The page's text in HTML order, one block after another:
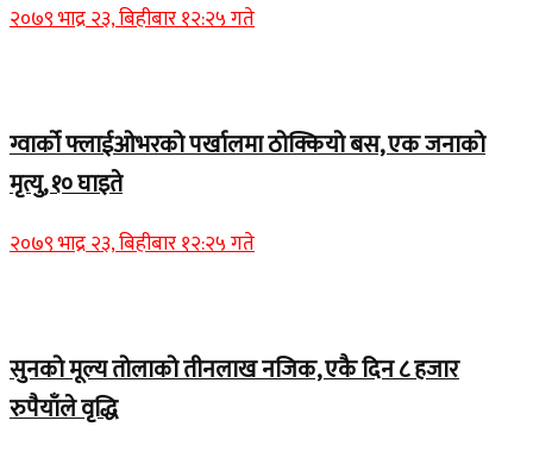
२०७९ भाद्र २३, बिहीबार १२:२५ गते
ग्वार्को फ्लाईओभरको पर्खालमा ठोक्कियो बस, एक जनाको
मृत्यु, १० घाइते
२०७९ भाद्र २३, बिहीबार १२:२५ गते
सुनको मूल्य तोलाको तीनलाख नजिक, एकै दिन ८ हजार
रुपैयाँले वृद्धि